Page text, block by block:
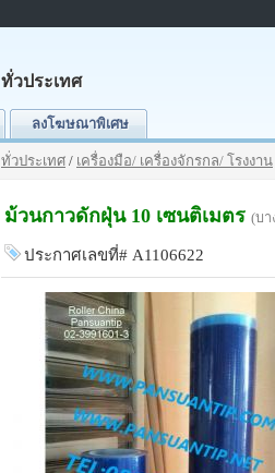
ทั่วประเทศ
ลงโฆษณาพิเศษ
ทั่วประเทศ / เครื่องมือ/ เครื่องจักรกล/ โรงงาน
ม้วนกาวดักฝุ่น 10 เซนติเมตร (บา
ประกาศเลขที่# A1106622